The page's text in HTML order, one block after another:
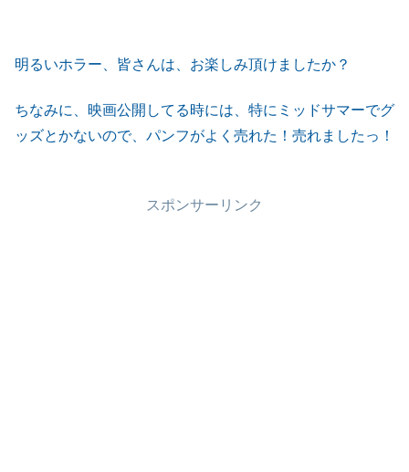
明るいホラー、皆さんは、お楽しみ頂けましたか？
ちなみに、映画公開してる時には、特にミッドサマーでグ
ッズとかないので、パンフがよく売れた！売れましたっ！
スポンサーリンク